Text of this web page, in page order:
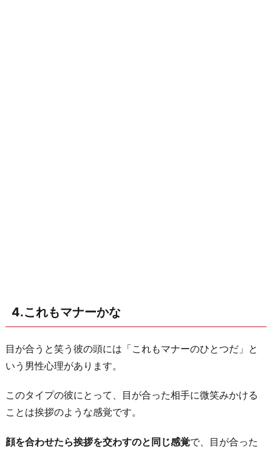
4.これもマナーかな
目が合うと笑う彼の頭には「これもマナーのひとつだ」と
いう男性心理があります。
このタイプの彼にとって、目が合った相手に微笑みかける
ことは挨拶のような感覚です。
顔を合わせたら挨拶を交わすのと同じ感覚で、目が合った